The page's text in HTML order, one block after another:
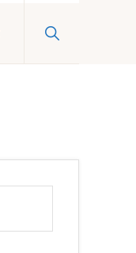
Show
Search